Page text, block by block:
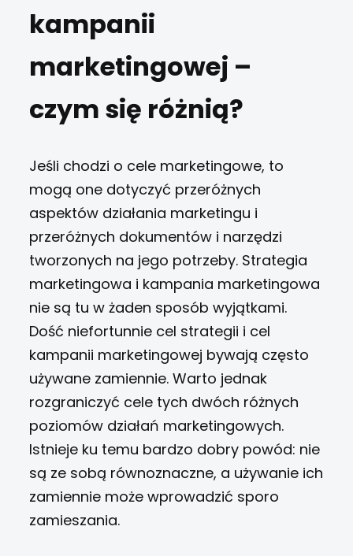
kampanii
marketingowej –
czym się różnią?
Jeśli chodzi o cele marketingowe, to
mogą one dotyczyć przeróżnych
aspektów działania marketingu i
przeróżnych dokumentów i narzędzi
tworzonych na jego potrzeby. Strategia
marketingowa i kampania marketingowa
nie są tu w żaden sposób wyjątkami.
Dość niefortunnie cel strategii i cel
kampanii marketingowej bywają często
używane zamiennie. Warto jednak
rozgraniczyć cele tych dwóch różnych
poziomów działań marketingowych.
Istnieje ku temu bardzo dobry powód: nie
są ze sobą równoznaczne, a używanie ich
zamiennie może wprowadzić sporo
zamieszania.